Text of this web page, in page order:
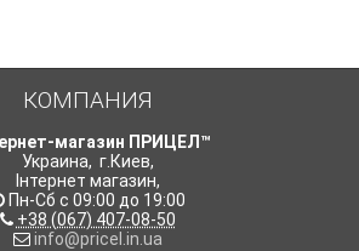
КОМПАНИЯ
магазин ПРИЦЕЛ™
Украина, г.Киев,
Інтернет магазин,
Пн-Сб с 09:00 до 19:00
+38 (067) 407-08-50
info@pricel.in.ua